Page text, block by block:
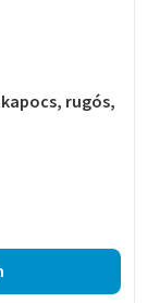
rugós,